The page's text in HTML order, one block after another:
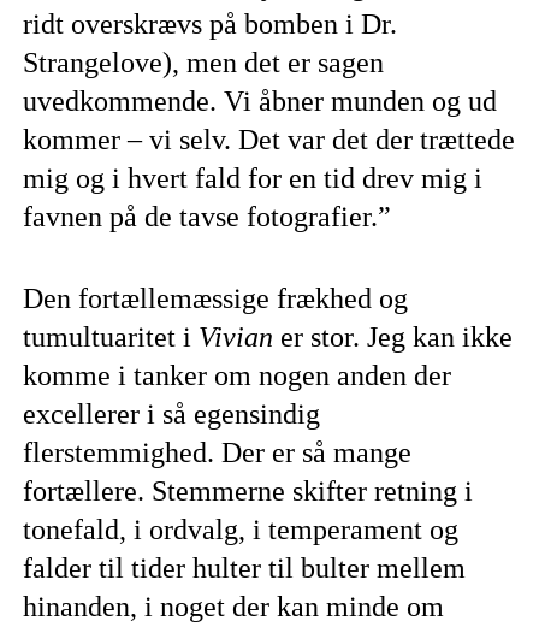
ridt overskrævs på bomben i Dr.
Strangelove), men det er sagen
uvedkommende. Vi åbner munden og ud
kommer – vi selv. Det var det der trættede
mig og i hvert fald for en tid drev mig i
favnen på de tavse fotografier.”
Den fortællemæssige frækhed og
tumultuaritet i Vivian er stor. Jeg kan ikke
komme i tanker om nogen anden der
excellerer i så egensindig
flerstemmighed. Der er så mange
fortællere. Stemmerne skifter retning i
tonefald, i ordvalg, i temperament og
falder til tider hulter til bulter mellem
hinanden, i noget der kan minde om